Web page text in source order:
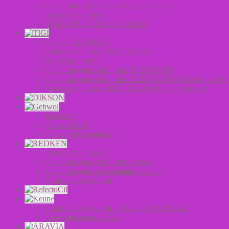
Салонная серия (Счастье для волос)
Уход за волосами
ХИМИЧЕСКИЕ СОСТАВЫ
Серия CATWALK
Уход за волосами BED HEAD
Мужская линия
Средства для стайлинга BED HEAD
Средства для стайлинга BED HEAD (Новый
Уход за волосами BED HEAD (Новый дизайн)
Fusskraft
Gehwol Med
Gehwol Preparations
Уход за волосами
Средства для стайлинга волос
Средства для окрашивание волос
Линия для мужчин
Линия для мужчин – 1922 by J.M. Keune
Уход для волос – Сare